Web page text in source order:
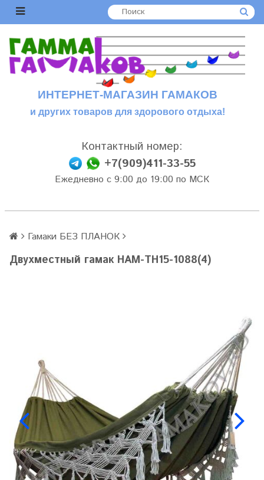
ИНТЕРНЕТ-МАГАЗИН ГАМАКОВ
и других товаров для здорового отдыха!
Контактный номер:
+7(909)411-33-55
Ежедневно с 9:00 до 19:00 по МСК
Гамаки БЕЗ ПЛАНОК
Двухместный гамак HAM-TH15-1088(4)